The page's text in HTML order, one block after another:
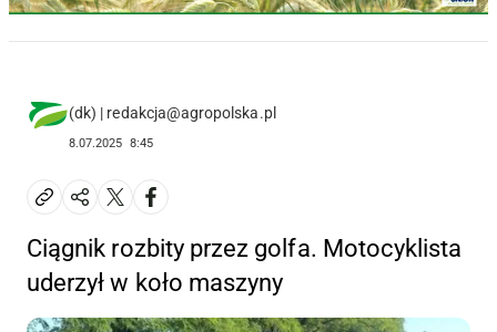
(dk) | redakcja@agropolska.pl
8.07.2025 8:45
Ciągnik rozbity przez golfa. Motocyklista
uderzył w koło maszyny